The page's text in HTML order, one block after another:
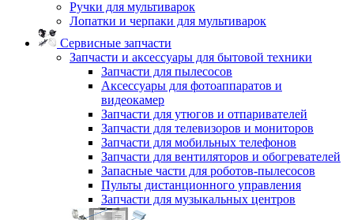
Ручки для мультиварок
Лопатки и черпаки для мультиварок
Сервисные запчасти
Запчасти и аксессуары для бытовой техники
Запчасти для пылесосов
Аксессуары для фотоаппаратов и
видеокамер
Запчасти для утюгов и отпаривателей
Запчасти для телевизоров и мониторов
Запчасти для мобильных телефонов
Запчасти для вентиляторов и обогревателей
Запасные части для роботов-пылесосов
Пульты дистанционного управления
Запчасти для музыкальных центров